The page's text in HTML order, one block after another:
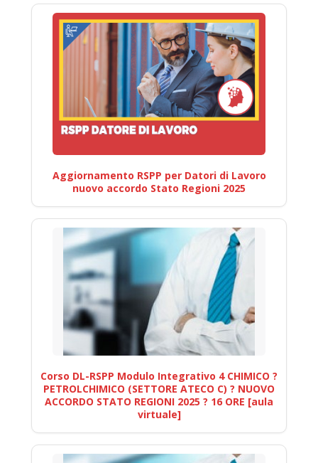
Aggiornamento RSPP per Datori di Lavoro
nuovo accordo Stato Regioni 2025
Corso DL-RSPP Modulo Integrativo 4 CHIMICO ?
PETROLCHIMICO (SETTORE ATECO C) ? NUOVO
ACCORDO STATO REGIONI 2025 ? 16 ORE [aula
virtuale]